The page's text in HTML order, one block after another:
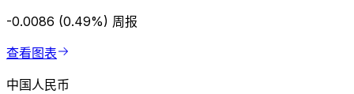
-0.0086 (0.49%) 周报
查看图表
中国人民币